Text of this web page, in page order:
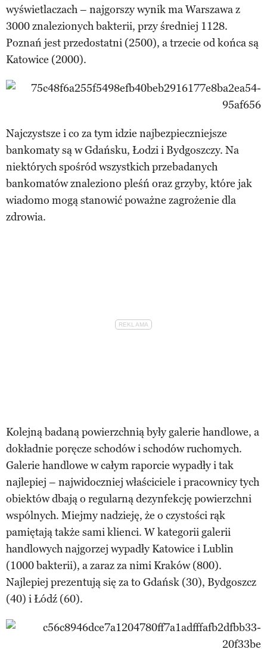
wyświetlaczach – najgorszy wynik ma Warszawa z
3000 znalezionych bakterii, przy średniej 1128.
Poznań jest przedostatni (2500), a trzecie od końca są
Katowice (2000).
Najczystsze i co za tym idzie najbezpieczniejsze
bankomaty są w Gdańsku, Łodzi i Bydgoszczy. Na
niektórych spośród wszystkich przebadanych
bankomatów znaleziono pleśń oraz grzyby, które jak
wiadomo mogą stanowić poważne zagrożenie dla
zdrowia.
Kolejną badaną powierzchnią były galerie handlowe, a
dokładnie poręcze schodów i schodów ruchomych.
Galerie handlowe w całym raporcie wypadły i tak
najlepiej – najwidoczniej właściciele i pracownicy tych
obiektów dbają o regularną dezynfekcję powierzchni
wspólnych. Miejmy nadzieję, że o czystości rąk
pamiętają także sami klienci. W kategorii galerii
handlowych najgorzej wypadły Katowice i Lublin
(1000 bakterii), a zaraz za nimi Kraków (800).
Najlepiej prezentują się za to Gdańsk (30), Bydgoszcz
(40) i Łódź (60).